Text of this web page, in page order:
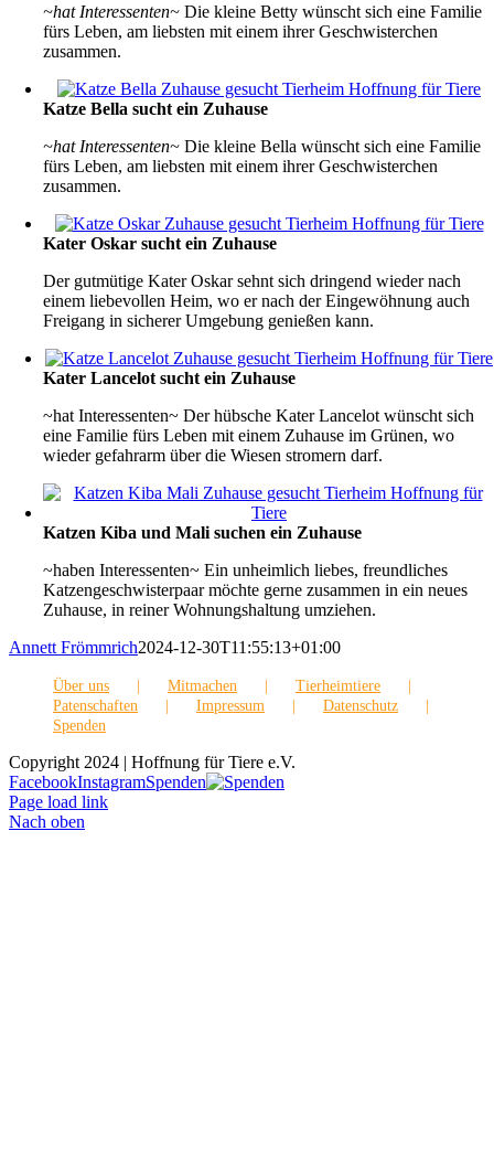
~hat Interessenten~ Die kleine Betty wünscht sich eine Familie
fürs Leben, am liebsten mit einem ihrer Geschwisterchen
zusammen.
Katze Bella sucht ein Zuhause
~hat Interessenten~ Die kleine Bella wünscht sich eine Familie
fürs Leben, am liebsten mit einem ihrer Geschwisterchen
zusammen.
Kater Oskar sucht ein Zuhause
Der gutmütige Kater Oskar sehnt sich dringend wieder nach
einem liebevollen Heim, wo er nach der Eingewöhnung auch
Freigang in sicherer Umgebung genießen kann.
Kater Lancelot sucht ein Zuhause
~hat Interessenten~ Der hübsche Kater Lancelot wünscht sich
eine Familie fürs Leben mit einem Zuhause im Grünen, wo
wieder gefahrarm über die Wiesen stromern darf.
Katzen Kiba und Mali suchen ein Zuhause
~haben Interessenten~ Ein unheimlich liebes, freundliches
Katzengeschwisterpaar möchte gerne zusammen in ein neues
Zuhause, in reiner Wohnungshaltung umziehen.
Annett Frömmrich2024-12-30T11:55:13+01:00
Über uns Mitmachen
Tierheimtiere
Patenschaften
Impressum
Datenschutz
Spenden
Copyright 2024 | Hoffnung für Tiere e.V.
FacebookInstagramSpenden
Page load link
Nach oben